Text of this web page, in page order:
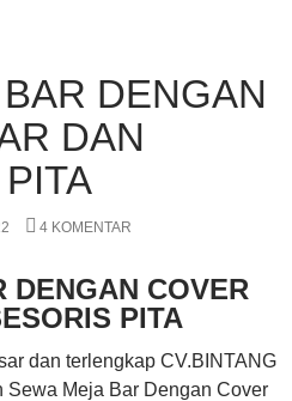
DENGAN
DAN
4 KOMENTAR
DENGAN COVER
PITA
dan terlengkap CV.BINTANG
Sewa Meja Bar Dengan Cover